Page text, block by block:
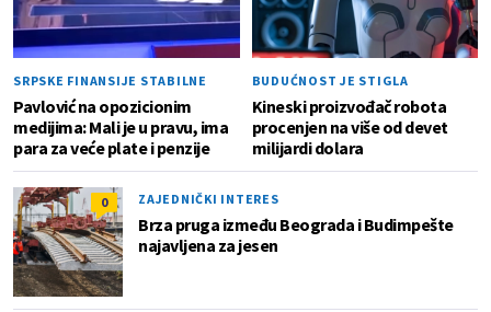
SRPSKE FINANSIJE STABILNE
Pavlović na opozicionim
medijima: Mali je u pravu, ima
para za veće plate i penzije
BUDUĆNOST JE STIGLA
Kineski proizvođač robota
procenjen na više od devet
milijardi dolara
0 ZAJEDNIČKI INTERES
Brza pruga između Beograda i Budimpešte
najavljena za jesen